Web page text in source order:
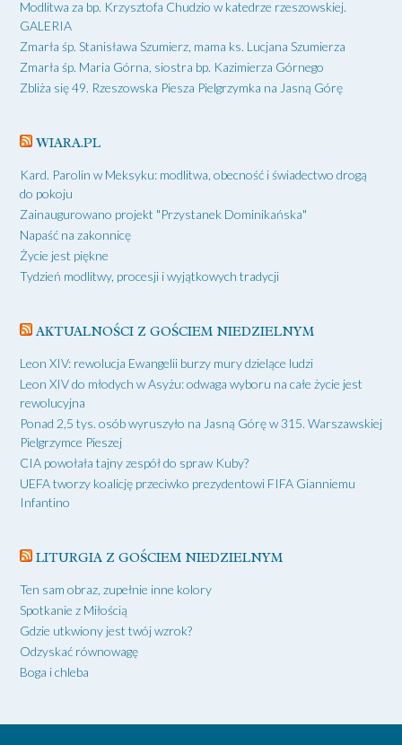
Modlitwa za bp. Krzysztofa Chudzio w katedrze rzeszowskiej.
GALERIA
Zmarła śp. Stanisława Szumierz, mama ks. Lucjana Szumierza
Zmarła śp. Maria Górna, siostra bp. Kazimierza Górnego
Zbliża się 49. Rzeszowska Piesza Pielgrzymka na Jasną Górę
WIARA.PL
Kard. Parolin w Meksyku: modlitwa, obecność i świadectwo drogą
do pokoju
Zainaugurowano projekt "Przystanek Dominikańska"
Napaść na zakonnicę
Życie jest piękne
Tydzień modlitwy, procesji i wyjątkowych tradycji
AKTUALNOŚCI Z GOŚCIEM NIEDZIELNYM
Leon XIV: rewolucja Ewangelii burzy mury dzielące ludzi
Leon XIV do młodych w Asyżu: odwaga wyboru na całe życie jest
rewolucyjna
Ponad 2,5 tys. osób wyruszyło na Jasną Górę w 315. Warszawskiej
Pielgrzymce Pieszej
CIA powołała tajny zespół do spraw Kuby?
UEFA tworzy koalicję przeciwko prezydentowi FIFA Gianniemu
Infantino
LITURGIA Z GOŚCIEM NIEDZIELNYM
Ten sam obraz, zupełnie inne kolory
Spotkanie z Miłością
Gdzie utkwiony jest twój wzrok?
Odzyskać równowagę
Boga i chleba